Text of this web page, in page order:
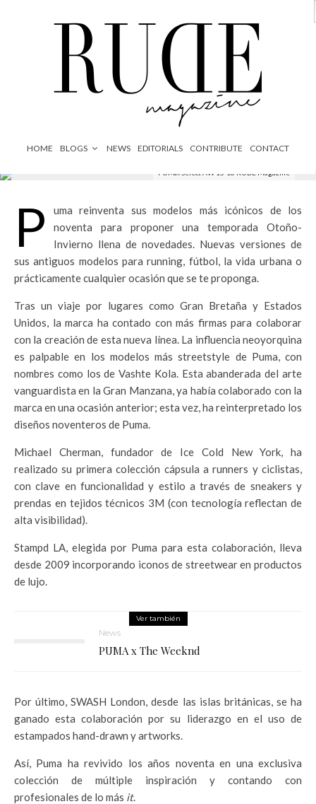
HOME BLOGS NEWS EDITORIALS CONTRIBUTE CONTACT
PUMA Select AW 15-16 RUDE Magazine
P
uma reinventa sus modelos más icónicos de los
noventa para proponer una temporada Otoño-
Invierno llena de novedades. Nuevas versiones de
sus antiguos modelos para running, fútbol, la vida urbana o
prácticamente cualquier ocasión que se te proponga.
Tras un viaje por lugares como Gran Bretaña y Estados
Unidos, la marca ha contado con más firmas para colaborar
con la creación de esta nueva línea. La influencia neoyorquina
es palpable en los modelos más streetstyle de Puma, con
nombres como los de Vashte Kola. Esta abanderada del arte
vanguardista en la Gran Manzana, ya había colaborado con la
marca en una ocasión anterior; esta vez, ha reinterpretado los
diseños noventeros de Puma.
Michael Cherman, fundador de Ice Cold New York, ha
realizado su primera colección cápsula a runners y ciclistas,
con clave en funcionalidad y estilo a través de sneakers y
prendas en tejidos técnicos 3M (con tecnología reflectan de
alta visibilidad).
Stampd LA, elegida por Puma para esta colaboración, lleva
desde 2009 incorporando iconos de streetwear en productos
de lujo.
Ver también
News
PUMA x The Weeknd
Por último, SWASH London, desde las islas británicas, se ha
ganado esta colaboración por su liderazgo en el uso de
estampados hand-drawn y artworks.
Así, Puma ha revivido los años noventa en una exclusiva
colección de múltiple inspiración y contando con
profesionales de lo más it.